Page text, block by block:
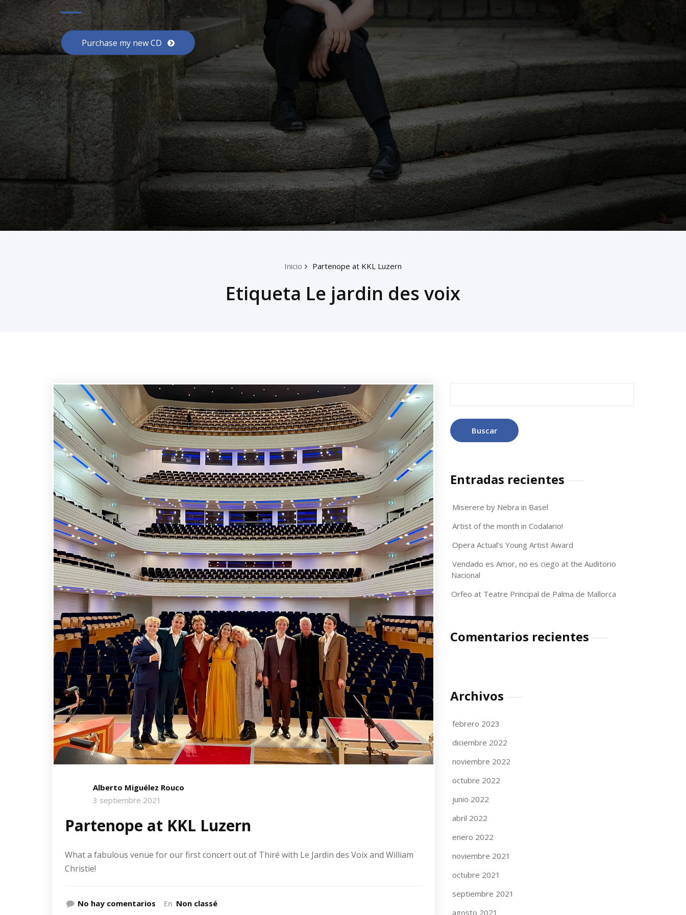
Purchase my new CD
Inicio Partenope at KKL Luzern
Etiqueta Le jardin des voix
Alberto Miguélez Rouco
3 septiembre 2021
Partenope at KKL Luzern
What a fabulous venue for our first concert out of Thiré with Le Jardin des Voix and William
Christie!
No hay comentarios En Non classé
Entradas recientes
Miserere by Nebra in Basel
Artist of the month in Codalario!
Opera Actual’s Young Artist Award
Vendado es Amor, no es ciego at the Auditorio
Nacional
Orfeo at Teatre Principal de Palma de Mallorca
Comentarios recientes
Archivos
febrero 2023
diciembre 2022
noviembre 2022
octubre 2022
junio 2022
abril 2022
enero 2022
noviembre 2021
octubre 2021
septiembre 2021
agosto 2021